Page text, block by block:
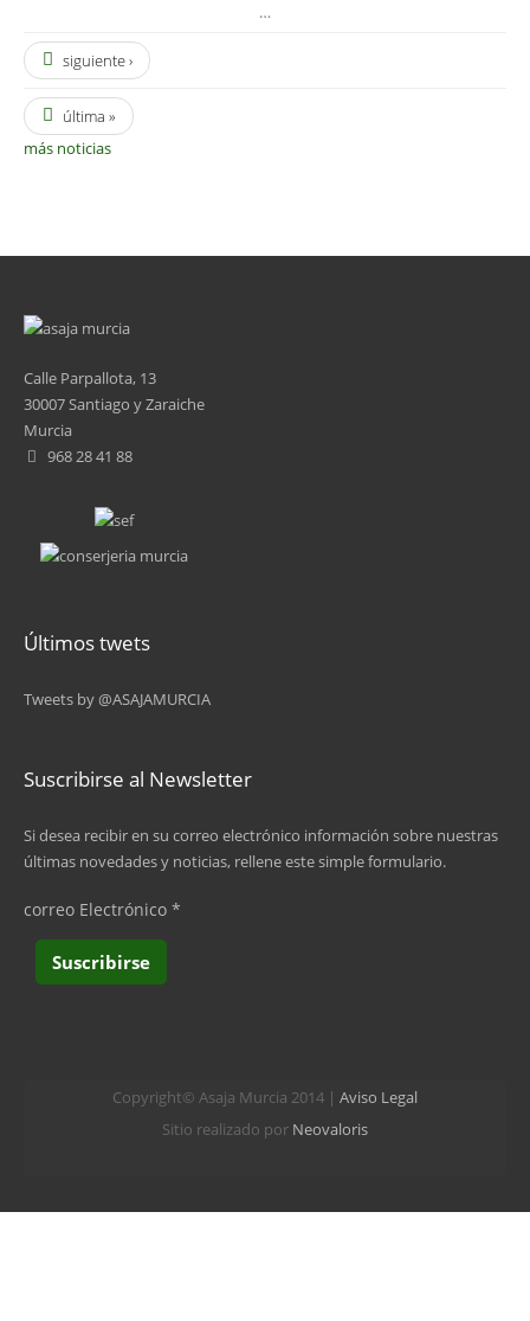
…
siguiente ›
última »
más noticias
Calle Parpallota, 13
30007 Santiago y Zaraiche
Murcia
968 28 41 88
Últimos twets
Tweets by @ASAJAMURCIA
Suscribirse al Newsletter
Si desea recibir en su correo electrónico información sobre nuestras
últimas novedades y noticias, rellene este simple formulario.
correo Electrónico *
Copyright© Asaja Murcia 2014 | Aviso Legal
Sitio realizado por Neovaloris